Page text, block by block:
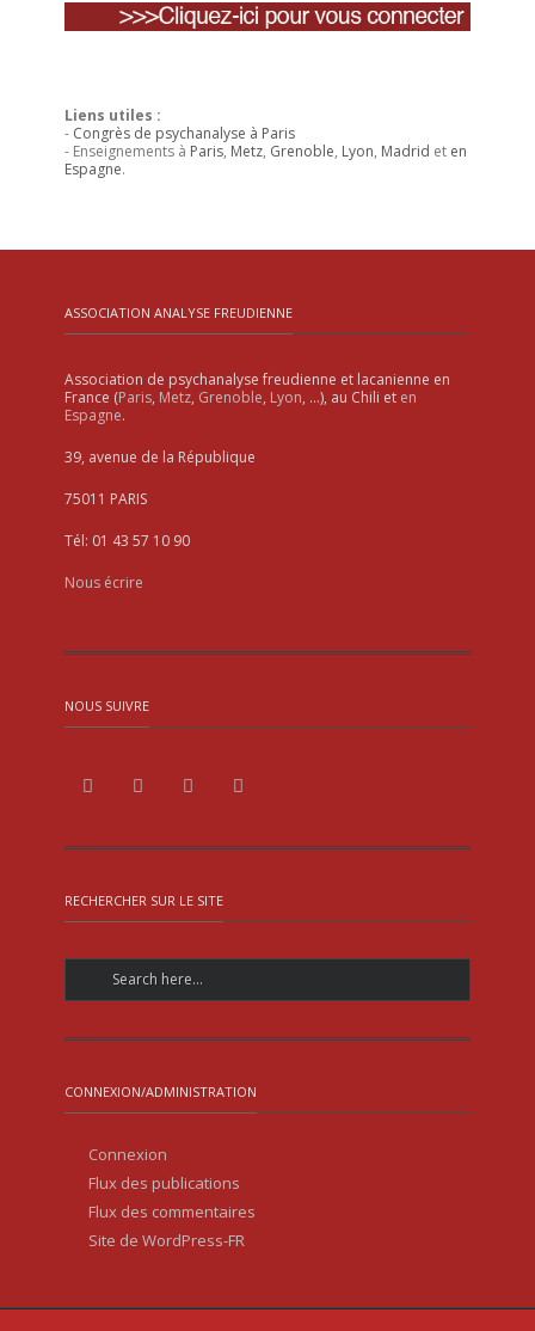
Liens utiles :
- Congrès de psychanalyse à Paris
- Enseignements à Paris, Metz, Grenoble, Lyon, Madrid et en
Espagne.
ASSOCIATION ANALYSE FREUDIENNE
Association de psychanalyse freudienne et lacanienne en
France (Paris, Metz, Grenoble, Lyon, …), au Chili et en
Espagne.
39, avenue de la République
75011 PARIS
Tél: 01 43 57 10 90
Nous écrire
NOUS SUIVRE
RECHERCHER SUR LE SITE
CONNEXION/ADMINISTRATION
Connexion
Flux des publications
Flux des commentaires
Site de WordPress-FR